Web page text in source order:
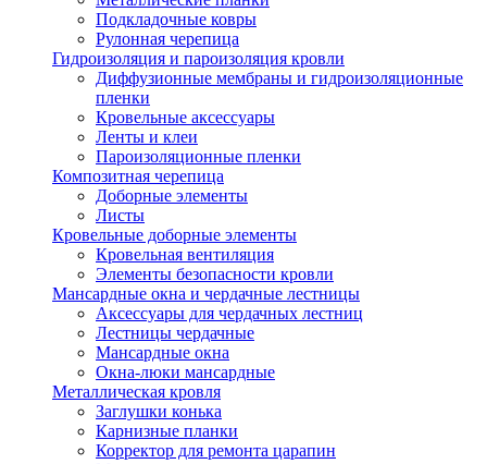
Подкладочные ковры
Рулонная черепица
Гидроизоляция и пароизоляция кровли
Диффузионные мембраны и гидроизоляционные
пленки
Кровельные аксессуары
Ленты и клеи
Пароизоляционные пленки
Композитная черепица
Доборные элементы
Листы
Кровельные доборные элементы
Кровельная вентиляция
Элементы безопасности кровли
Мансардные окна и чердачные лестницы
Аксессуары для чердачных лестниц
Лестницы чердачные
Мансардные окна
Окна-люки мансардные
Металлическая кровля
Заглушки конька
Карнизные планки
Корректор для ремонта царапин